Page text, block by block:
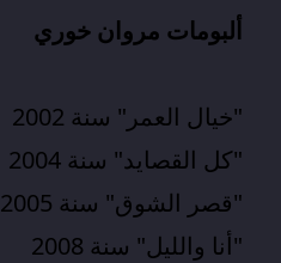
ألبومات مروان خوري
"خيال العمر" سنة 2002
"كل القصايد" سنة 2004
"قصر الشوق" سنة 2005
"أنا والليل" سنة 2008